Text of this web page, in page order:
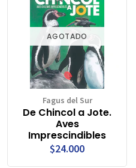
AGOTADO
Fagus del Sur
De Chincol a Jote.
Aves
Imprescindibles
$24.000